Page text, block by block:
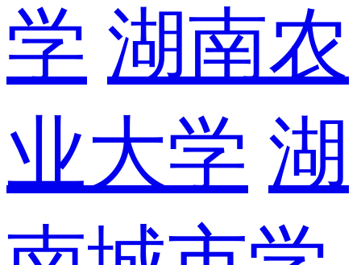
学 湖南农
业大学 湖